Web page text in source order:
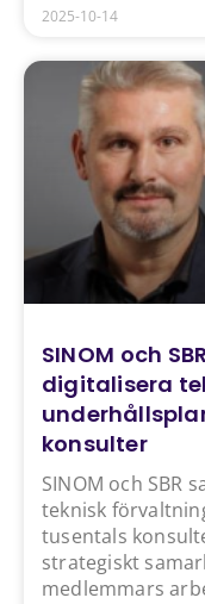
2025-10-14
SINOM och
digitalisera
konsulter
SINOM och SBR
teknisk
tusentals
strategiskt
medlemmars